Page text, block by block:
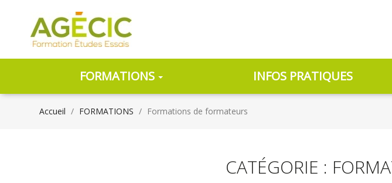
FORMATIONS INFOS PRATIQUES
Accueil FORMATIONS Formations de formateurs
CATÉGORIE :